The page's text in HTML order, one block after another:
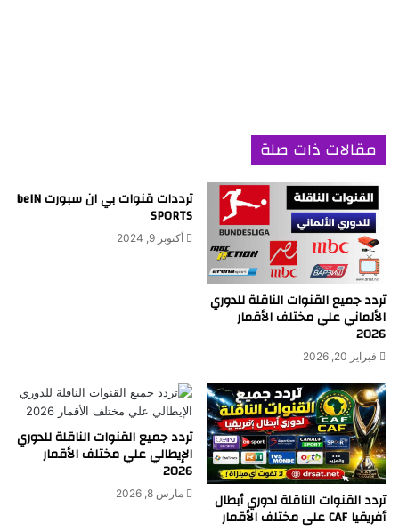
مقالات ذات صلة
تردد جميع القنوات الناقلة للدوري
الألماني علي مختلف الأقمار
2026
فبراير 20, 2026
ترددات قنوات بي ان سبورت beIN
SPORTS
أكتوبر 9, 2024
تردد القنوات الناقلة لدوري أبطال
أفريقيا CAF على مختلف الأقمار
تردد جميع القنوات الناقلة للدوري
الإيطالي علي مختلف الأقمار
2026
مارس 8, 2026